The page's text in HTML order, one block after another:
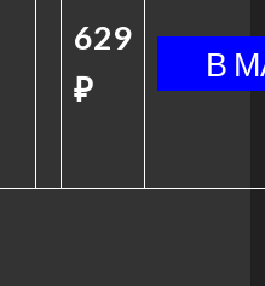
629
₽